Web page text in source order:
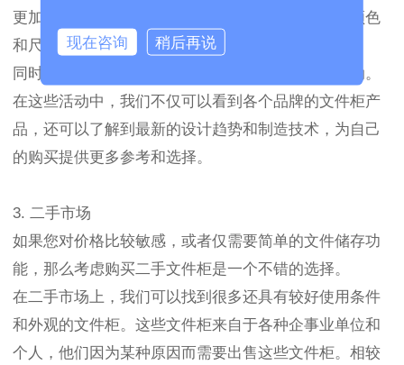
更加实惠。而且，通过选购符合自己需求的材质、颜色
和尺寸，您可以得到满足个性化的定制化服务。
同时，企业批发市场还会有各类家具展览和推广活动。
在这些活动中，我们不仅可以看到各个品牌的文件柜产
品，还可以了解到最新的设计趋势和制造技术，为自己
的购买提供更多参考和选择。
3. 二手市场
如果您对价格比较敏感，或者仅需要简单的文件储存功
能，那么考虑购买二手文件柜是一个不错的选择。
在二手市场上，我们可以找到很多还具有较好使用条件
和外观的文件柜。这些文件柜来自于各种企事业单位和
个人，他们因为某种原因而需要出售这些文件柜。相较
现在咨询 稍后再说